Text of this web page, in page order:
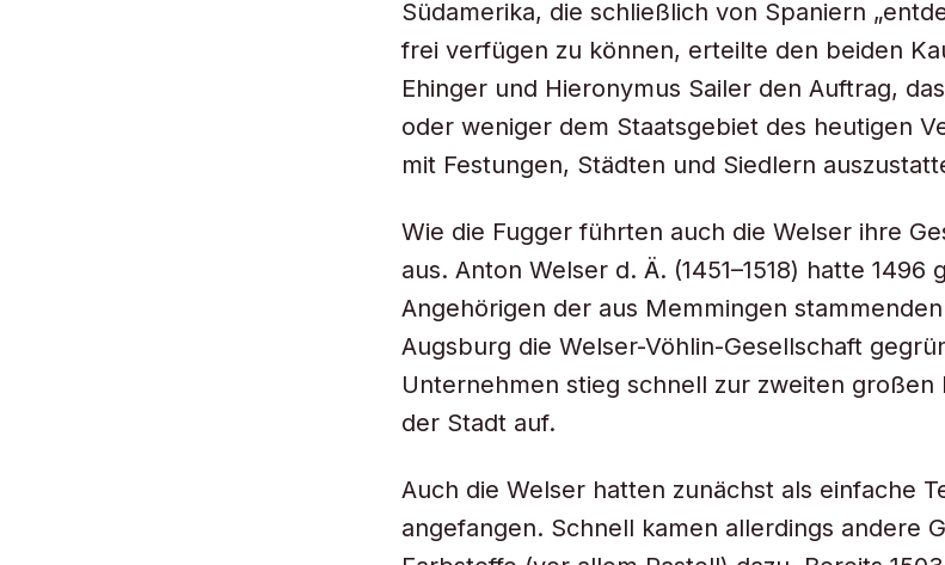
Südamerika, die schließlich von Spaniern
frei verfügen zu können, erteilte den beiden
Ehinger und Hieronymus Sailer den Auftrag,
oder weniger dem Staatsgebiet des heutigen
mit Festungen, Städten und Siedlern
Wie die Fugger führten auch die Welser ihre
aus. Anton Welser d. Ä. (1451–1518) hatte 1496
Angehörigen der aus Memmingen
Augsburg die Welser-Vöhlin-Gesellschaft
Unternehmen stieg schnell zur zweiten großen
der Stadt auf.
Auch die Welser hatten zunächst als einfache
angefangen. Schnell kamen allerdings andere